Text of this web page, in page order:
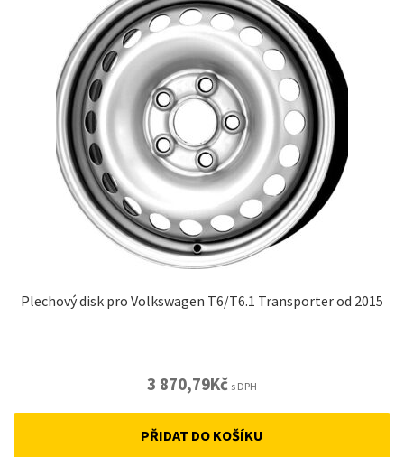
Plechový disk pro Volkswagen T6/T6.1 Transporter od 2015
3 870,79Kč s DPH
PŘIDAT DO KOŠÍKU